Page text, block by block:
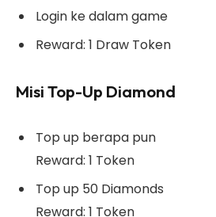
Login ke dalam game
Reward: 1 Draw Token
Misi Top-Up Diamond
Top up berapa pun
Reward: 1 Token
Top up 50 Diamonds
Reward: 1 Token